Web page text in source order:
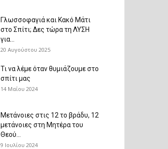
Γλωσσοφαγιά και Κακό Μάτι
στο Σπίτι; Δες τώρα τη ΛΥΣΗ
για...
20 Αυγούστου 2025
Τι να λέμε όταν θυμιάζουμε στο
σπίτι μας
14 Μαΐου 2024
Μετάνοιες στις 12 το βράδυ, 12
μετάνοιες στη Μητέρα του
Θεού...
9 Ιουλίου 2024